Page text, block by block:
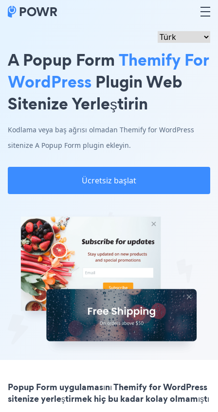
A Popup Form Themify For
WordPress Plugin Web
Sitenize Yerleştirin
Kodlama veya baş ağrısı olmadan Themify for WordPress
sitenize A Popup Form plugin ekleyin.
Ücretsiz başlat
Popup Form uygulamasını Themify for WordPress
sitenize yerleştirmek hiç bu kadar kolay olmamıştı